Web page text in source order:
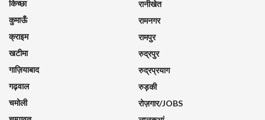
किच्छा
कुमाऊँ
क्राइम
खटीमा
गाज़ियाबाद
गढ़वाल
चमोली
रानीखेत
रामनगर
रामपुर
रुद्रपुर
रुद्रप्रयाग
रुड़की
रोज़गार/JOBS